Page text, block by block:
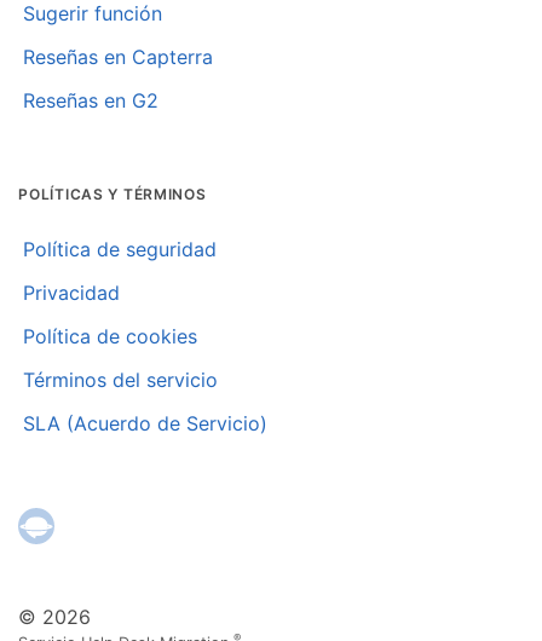
© 2026
®
Sugerir función
Reseñas en Capterra
Reseñas en G2
POLÍTICAS Y TÉRMINOS
Política de seguridad
Privacidad
Política de cookies
Términos del servicio
SLA (Acuerdo de Servicio)